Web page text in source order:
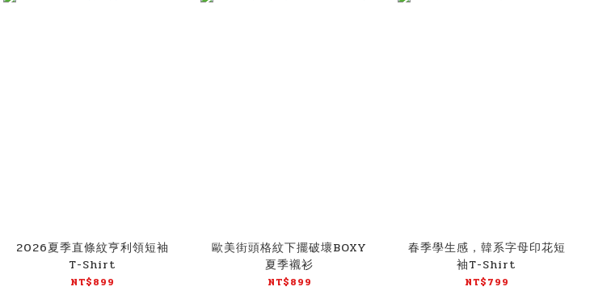
2026夏季直條紋亨利領短袖
T-Shirt
NT$899
歐美街頭格紋下擺破壞BOXY
夏季襯衫
NT$899
春季學生感，韓系字母印花短
袖T-Shirt
NT$799